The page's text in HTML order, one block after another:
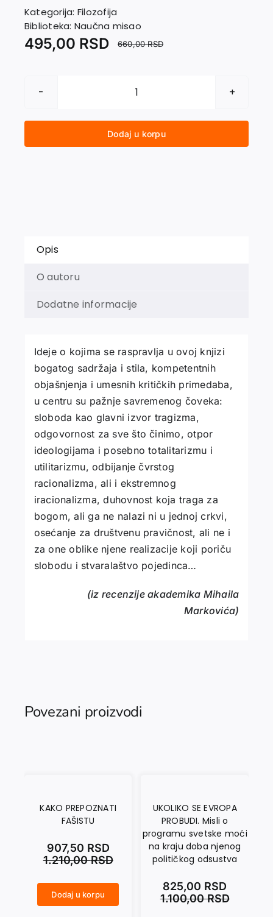
Kontakt
Kategorija: Filozofija
Biblioteka: Naučna misao
660,00RSD
495,00 RSD
BERĐAJEV
Dodaj u korpu
Opis
O autoru
Dodatne informacije
Ideje o kojima se raspravlja u ovoj knjizi
bogatog sadržaja i stila, kompetentnih
objašnjenja i umesnih kritičkih primedaba,
u centru su pažnje savremenog čoveka:
sloboda kao glavni izvor tragizma,
odgovornost za sve što činimo, otpor
ideologijama i posebno totalitarizmu i
utilitarizmu, odbijanje čvrstog
racionalizma, ali i ekstremnog
iracionalizma, duhovnost koja traga za
bogom, ali ga ne nalazi ni u jednoj crkvi,
osećanje za društvenu pravičnost, ali ne i
za one oblike njene realizacije koji poriču
slobodu i stvaralaštvo pojedinca…
(iz recenzije akademika Mihaila
Markovića)
Povezani proizvodi
KAKO PREPOZNATI
FAŠISTU
1.210,00RSD
907,50 RSD
Dodaj u korpu
UKOLIKO SE EVROPA
PROBUDI. Misli o
programu svetske moći
na kraju doba njenog
političkog odsustva
1.100,00RSD
825,00 RSD